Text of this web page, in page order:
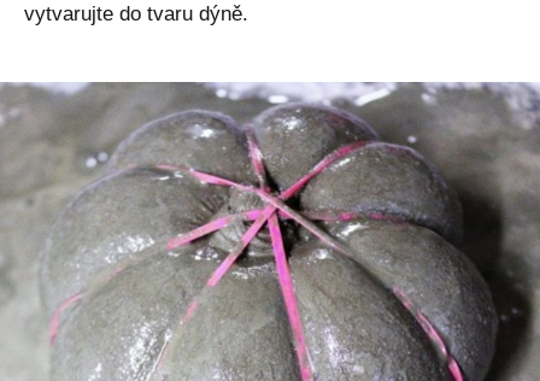
vytvarujte do tvaru dýně.